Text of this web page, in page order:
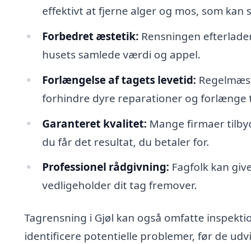
effektivt at fjerne alger og mos, som kan
Forbedret æstetik: Rensningen
husets samlede værdi og appel.
Forlængelse af tagets levetid:
forhindre dyre reparationer og forlænge
Garanteret kvalitet: Mange firmaer
du får det resultat, du betaler for.
Professionel rådgivning: Fagfolk kan
vedligeholder dit tag fremover.
Tagrensning i Gjøl kan også omfatte
identificere potentielle problemer, før de